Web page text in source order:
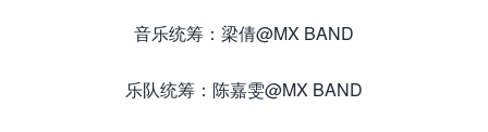
音乐统筹：梁倩@MX BAND
乐队统筹：陈嘉雯@MX BAND